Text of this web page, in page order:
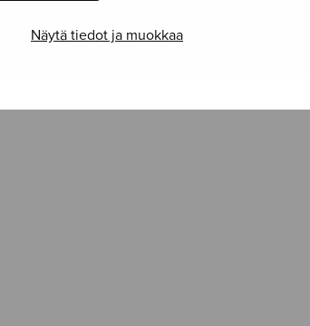
Näytä tiedot ja muokkaa